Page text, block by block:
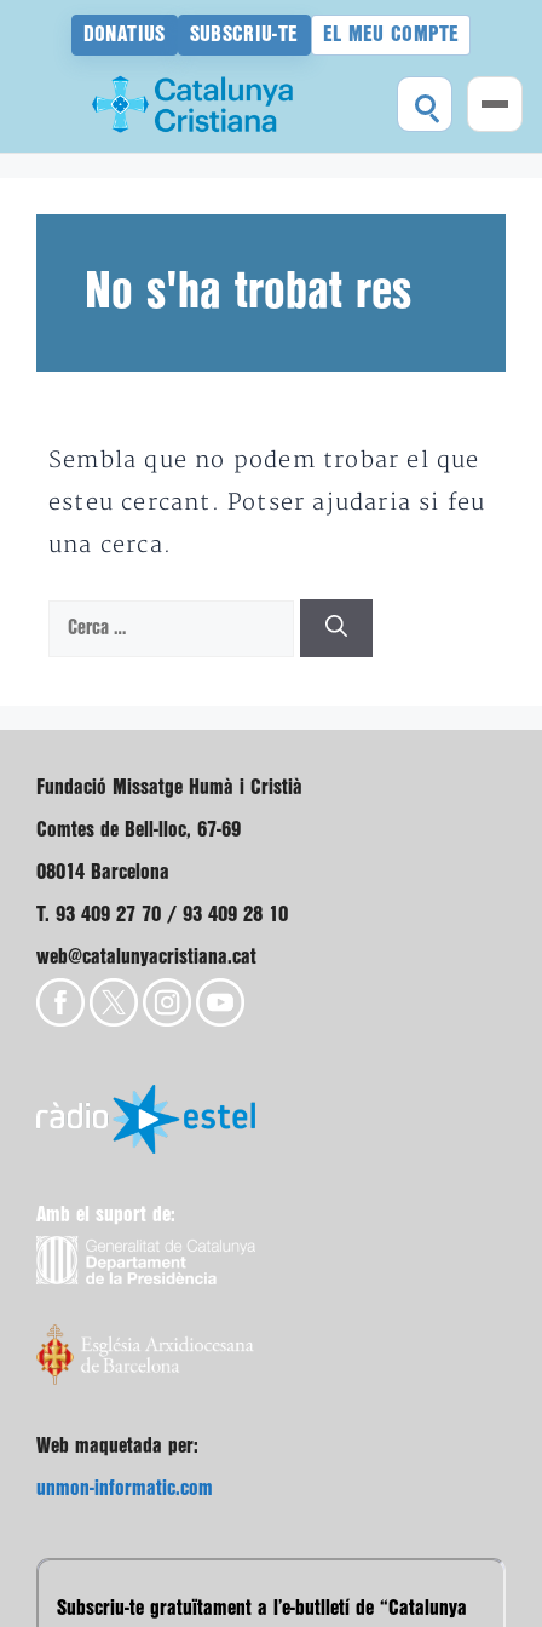
DONATIUS SUBSCRIU-TE EL MEU COMPTE
No s'ha trobat res
Sembla que no podem trobar el que
esteu cercant. Potser ajudaria si feu
una cerca.
Cerca:
Fundació Missatge Humà i Cristià
Comtes de Bell-lloc, 67-69
08014 Barcelona
T. 93 409 27 70 / 93 409 28 10
web@catalunyacristiana.cat
Amb el suport de:
Web maquetada per:
unmon-informatic.com
Subscriu-te gratuïtament a l’e-butlletí de “Catalunya